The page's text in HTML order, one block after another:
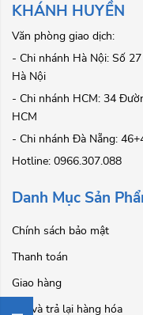
KHÁNH HUYỀN
Văn phòng giao dịch:
- Chi nhánh Hà Nội: Số
Hà Nội
- Chi nhánh HCM: 34
HCM
- Chi nhánh Đà Nẵng:
Hotline: 0966.307.088
Danh Mục Sản
Chính sách bảo mật
Thanh toán
Giao hàng
Đổi và trả lại hàng hóa